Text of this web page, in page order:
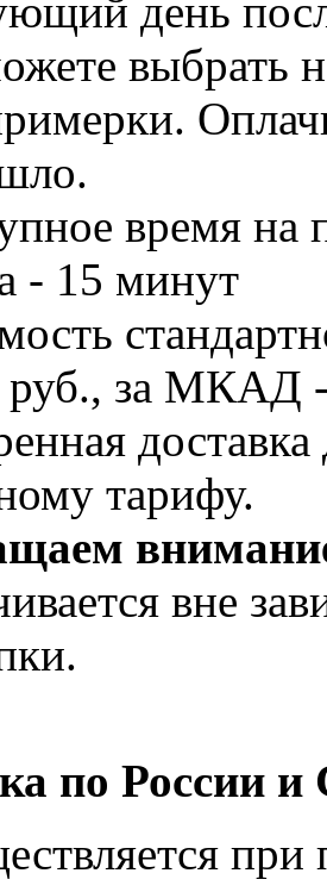
день
выбрать
время на
- 15 минут
руб., за МКАД
тарифу.
вне
по России
при